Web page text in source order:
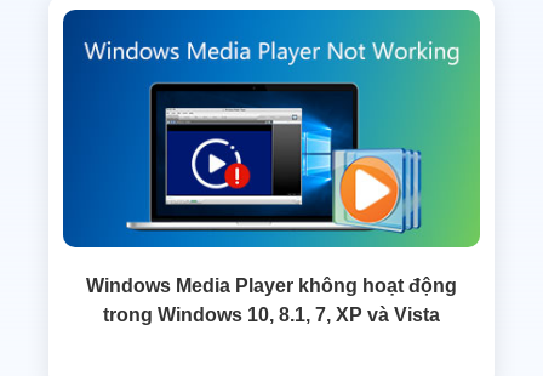
Windows Media Player không hoạt động
trong Windows 10, 8.1, 7, XP và Vista